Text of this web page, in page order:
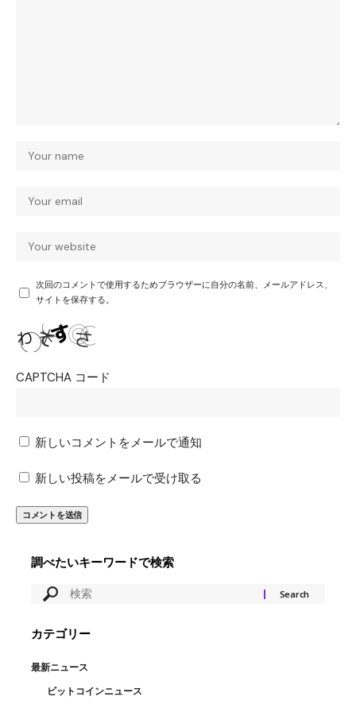
次回のコメントで使用するためブラウザーに自分の名前、メールアドレス、
サイトを保存する。
CAPTCHA コード
新しいコメントをメールで通知
新しい投稿をメールで受け取る
調べたいキーワードで検索
カテゴリー
最新ニュース
ビットコインニュース